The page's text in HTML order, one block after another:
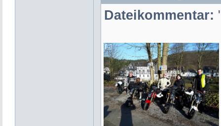
Dateikommentar: